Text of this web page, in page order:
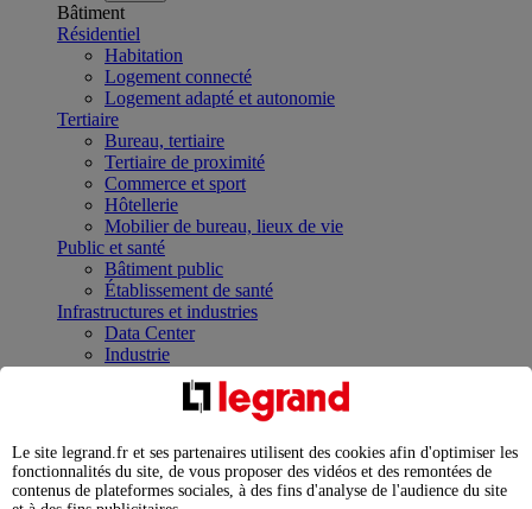
Bâtiment
Résidentiel
Habitation
Logement connecté
Logement adapté et autonomie
Tertiaire
Bureau, tertiaire
Tertiaire de proximité
Commerce et sport
Hôtellerie
Mobilier de bureau, lieux de vie
Public et santé
Bâtiment public
Établissement de santé
Infrastructures et industries
Data Center
Industrie
Infrastructures
Contrôler et planifier le fonctionnement des appareils
Répartir et optimiser son tableau électrique
Legrand Data Center Solutions : concentrer les
expertises au service de vos performances
Le site legrand.fr et ses partenaires utilisent des cookies afin d'optimiser les
fonctionnalités du site, de vous proposer des vidéos et des remontées de
contenus de plateformes sociales, à des fins d'analyse de l'audience du site